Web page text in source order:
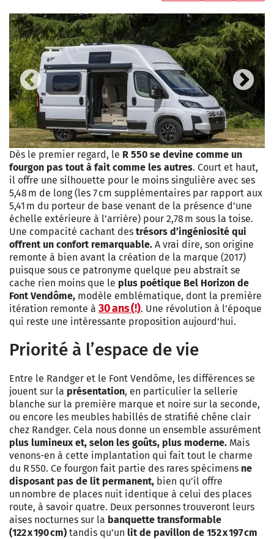
Previous Next
Dès le premier regard, le R 550 se devine comme un
fourgon pas tout à fait comme les autres. Court et haut,
il offre une silhouette pour le moins singulière avec ses
5,48 m de long (les 7 cm supplémentaires par rapport aux
5,41 m du porteur de base venant de la présence d’une
échelle extérieure à l’arrière) pour 2,78 m sous la toise.
Une compacité cachant des trésors d’ingéniosité qui
offrent un confort remarquable. A vrai dire, son origine
remonte à bien avant la création de la marque (2017)
puisque sous ce patronyme quelque peu abstrait se
cache rien moins que le plus poétique Bel Horizon de
Font Vendôme, modèle emblématique, dont la première
itération remonte à 30 ans (!). Une révolution à l’époque
qui reste une intéressante proposition aujourd’hui.
Priorité à l’espace de vie
Entre le Randger et le Font Vendôme, les différences se
jouent sur la présentation, en particulier la sellerie
blanche sur la première marque et noire sur la seconde,
ou encore les meubles habillés de stratifié chêne clair
chez Randger. Cela nous donne un ensemble assurément
plus lumineux et, selon les goûts, plus moderne. Mais
venons-en à cette implantation qui fait tout le charme
du R 550. Ce fourgon fait partie des rares spécimens ne
disposant pas de lit permanent, bien qu’il offre
un nombre de places nuit identique à celui des places
route, à savoir quatre. Deux personnes trouveront leurs
aises nocturnes sur la banquette transformable
(122 x 190 cm) tandis qu’un lit de pavillon de 152 x 197 cm